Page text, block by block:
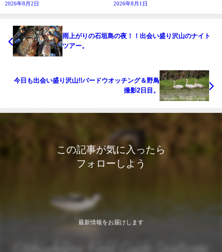
2026年8月2日 2026年8月1日
雨上がりの石垣島の夜！！出会い盛り沢山のナイト
ツアー。
今日も出会い盛り沢山!!バードウオッチング＆野鳥
撮影2日目。
この記事が気に入ったら
フォローしよう
最新情報をお届けします